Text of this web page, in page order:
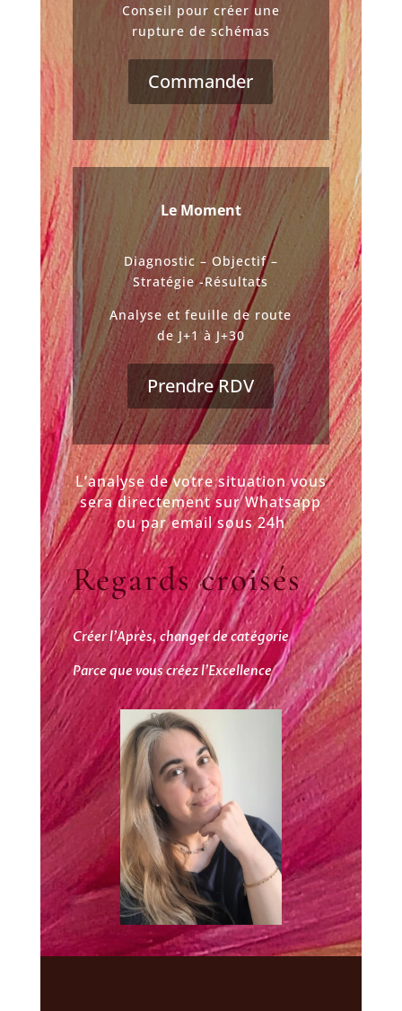
Conseil pour créer une
rupture de schémas
Commander
Le Moment
Diagnostic – Objectif –
Stratégie -Résultats
Analyse et feuille de route
de J+1 à J+30
Prendre RDV
L’analyse de votre situation vous
sera directement sur Whatsapp
ou par email sous 24h
Regards croisés
Créer l’Après, changer de catégorie
Parce que vous créez l’Excellence